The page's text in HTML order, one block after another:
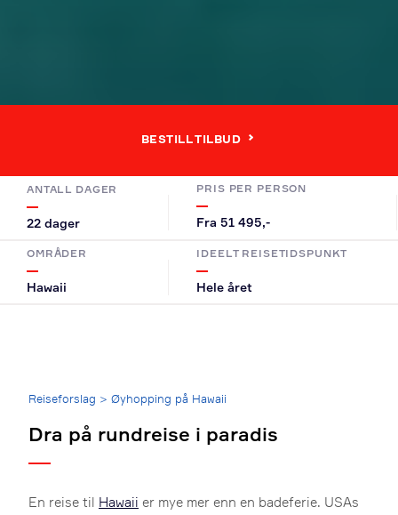
BESTILL TILBUD
ANTALL DAGER
22 dager
PRIS PER PERSON
Fra 51 495,-
OMRÅDER
Hawaii
IDEELT REISETIDSPUNKT
Hele året
Breadcrumb
Reiseforslag > Øyhopping på Hawaii
Dra på rundreise i paradis
En reise til Hawaii er mye mer enn en badeferie. USAs